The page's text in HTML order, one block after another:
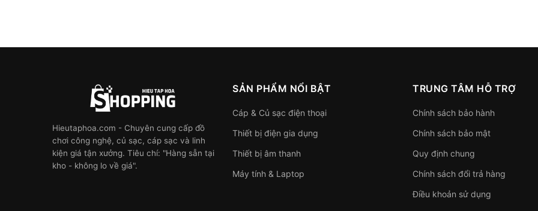
Hieutaphoa.com - Chuyên cung cấp đồ
chơi công nghệ, củ sạc, cáp sạc và linh
kiện giá tận xưởng. Tiêu chí: "Hàng sẵn tại
kho - không lo về giá".
SẢN PHẨM NỔI BẬT
Cáp & Củ sạc điện thoại
Thiết bị điện gia dụng
Thiết bị âm thanh
Máy tính & Laptop
TRUNG TÂM HỖ TRỢ
Chính sách bảo hành
Chính sách bảo mật
Quy định chung
Chính sách đổi trả hàng
Điều khoản sử dụng